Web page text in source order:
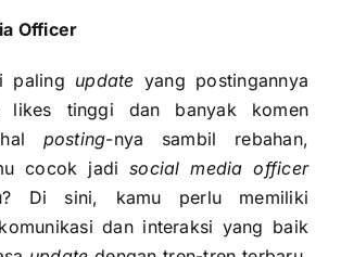
Officer
paling update yang postingannya
likes tinggi dan banyak komen
posting-nya sambil rebahan,
cocok jadisocial media officer
Di sini, kamu perlu memiliki
dan interaksi yang baik